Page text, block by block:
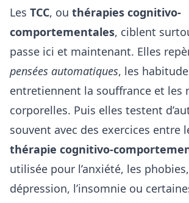
Les TCC, ou thérapies cognitivo-
comportementales, ciblent
passe ici et maintenant. Elles
pensées automatiques, les
entretiennent la souffrance et les
corporelles. Puis elles testent
souvent avec des exercices entre
thérapie cognitivo-
utilisée pour l’anxiété, les
dépression, l’insomnie ou